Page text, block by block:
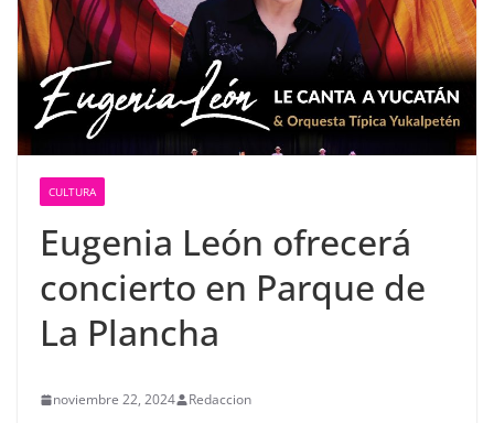
CULTURA
Eugenia León ofrecerá
concierto en Parque de
La Plancha
noviembre 22, 2024 Redaccion